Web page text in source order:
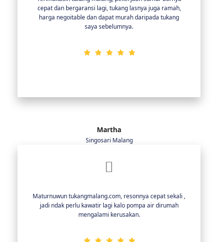
Martha
Singosari Malang
cepat dan bergaransi lagi, tukang lasnya juga ramah,
harga negoitable dan dapat murah daripada tukang
saya sebelumnya.
Maturnuwun tukangmalang.com, resonnya cepat sekali ,
jadi ndak perlu kawatir lagi kalo pompa air dirumah
mengalami kerusakan.